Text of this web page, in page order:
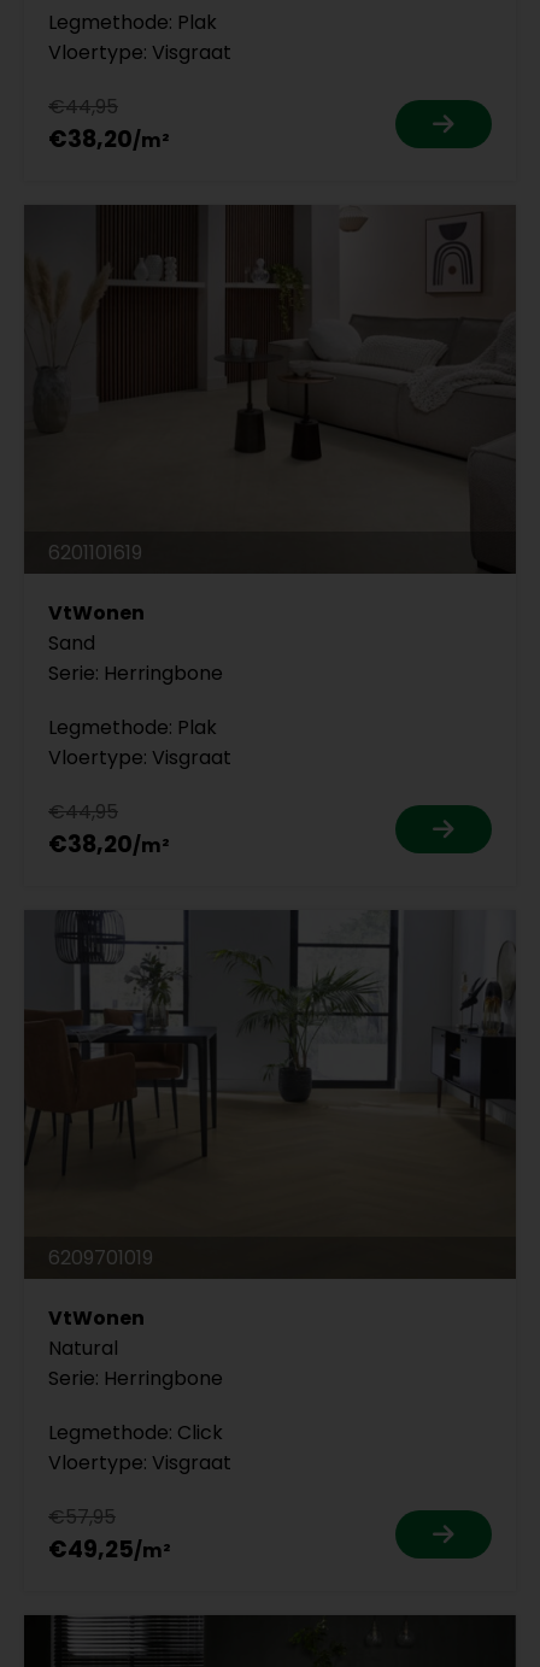
Legmethode: Plak
Vloertype: Visgraat
€44,95
€38,20
6201101619
VtWonen
Sand
Serie: Herringbone
Legmethode: Plak
Vloertype: Visgraat
€44,95
€38,20
6209701019
VtWonen
Natural
Serie: Herringbone
Legmethode: Click
Vloertype: Visgraat
€57,95
€49,25